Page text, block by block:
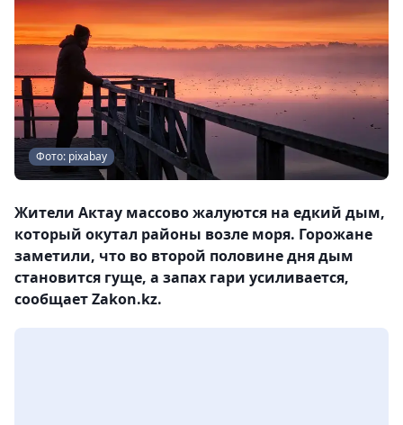
Фото: pixabay
Жители Актау массово жалуются на едкий дым,
который окутал районы возле моря. Горожане
заметили, что во второй половине дня дым
становится гуще, а запах гари усиливается,
сообщает Zakon.kz.